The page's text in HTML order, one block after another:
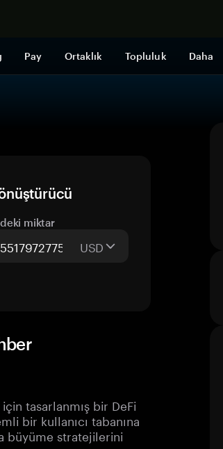
Pay Ortaklık Topluluk Daha
miktar
USD
tasarlanmış bir DeFi
bir kullanıcı tabanına
büyüme stratejilerini